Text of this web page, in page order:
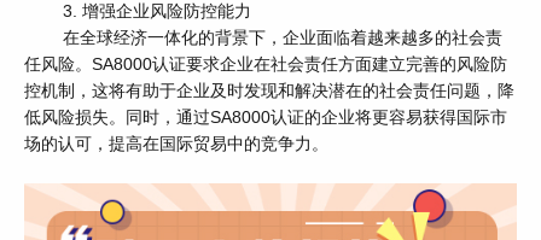
3. 增强企业风险防控能力
在全球经济一体化的背景下，企业面临着越来越多的社会责
任风险。SA8000认证要求企业在社会责任方面建立完善的风险防
控机制，这将有助于企业及时发现和解决潜在的社会责任问题，降
低风险损失。同时，通过SA8000认证的企业将更容易获得国际市
场的认可，提高在国际贸易中的竞争力。